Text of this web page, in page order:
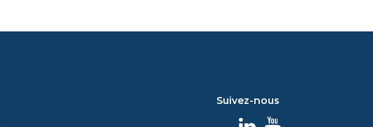
Suivez-nous